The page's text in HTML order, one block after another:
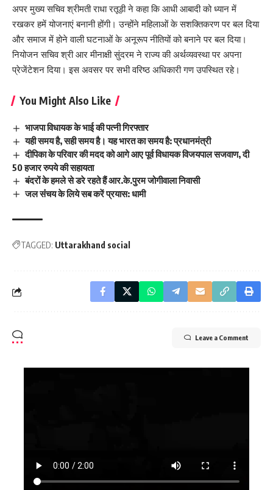
अपर मुख्य सचिव श्रीमती राधा रतूड़ी ने कहा कि आधी आबादी को ध्यान में
रखकर हमें योजनाएं बनानी होंगी। उन्होंने महिलाओं के सशक्तिकरण पर बल दिया
और समाज में होने वाली घटनाओं के अनूरूप नीतियों को बनाने पर बल दिया।
नियोजन सचिव श्री आर मीनाक्षी सुंदरम ने राज्य की अर्थव्यवस्था पर अपना
प्रेजेंटेशन दिया। इस अवसर पर सभी वरिष्ठ अधिकारी गण उपस्थित रहे।
You Might Also Like
भाजपा विधायक के भाई की पत्नी गिरफ्तार
यही समय है, सही समय है। यह भारत का समय है: प्रधानमंत्री
दीपिका के परिवार की मदद को आगे आए पूर्व विधायक विजयपाल सजवाण, दी
50 हजार रुपये की सहायता
बंदरों के हमले से डरे रहते हैं आर.के.पुरम जोगीवाला निवासी
जल संंचय के लिये सब करें प्रयास: धामी
TAGGED: Uttarakhand social
Leave a Comment